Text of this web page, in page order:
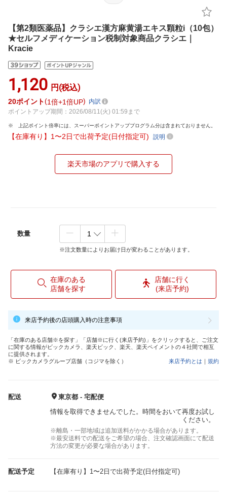
【第2類医薬品】クラシエ漢方麻黄湯エキス顆粒i（10包）
★セルフメディケーション税制対象商品クラシエ｜
Kracie
1,120 円(税込)
20ポイント 1倍 1倍UP
内訳
ポイントアップ期間：2026/08/11(火) 01:59まで
上記ポイント倍率には、スーパーポイントアッププログラム分は含まれておりません。
【在庫有り】1〜2日で出荷予定(日付指定可) 説明
楽天市場のアプリで購入する
数量
※注文数量によりお届け日が変わることがあります。
在庫のある
店舗を探す
店舗に行く
(来店予約)
来店予約後の店頭購入時の注意事項
「在庫のある店舗※を探す」「店舗※に行く(来店予約)」をクリックすると、ご注文
に関する情報がビックカメラ、楽天ビック、楽天、楽天ペイメントの４社間で相互
に提供されます。
※ ビックカメラグループ店舗（コジマを除く）
来店予約とは ｜ 規約
配送
東京都 - 宅配便
情報を取得できませんでした。時間をおいて再度お試し
ください。
※離島・一部地域は追加送料がかかる場合があります。
※最安送料での配送をご希望の場合、注文確認画面にて配送
方法の変更が必要な場合があります。
配送予定 【在庫有り】1〜2日で出荷予定(日付指定可)